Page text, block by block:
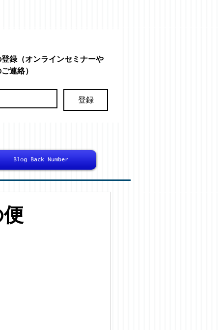
録（オンラインセミナーや
連絡）
登録
Blog Back Number